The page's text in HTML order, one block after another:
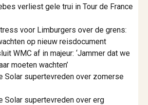
verliest gele trui in Tour de France
voor Limburgers over de grens:
op nieuw reisdocument
WMC af in majeur: ‘Jammer dat we
moeten wachten’
Solar supertevreden over zomerse
Solar supertevreden over erg